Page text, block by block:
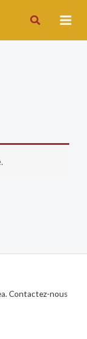
Rechercher
Contactez-nous